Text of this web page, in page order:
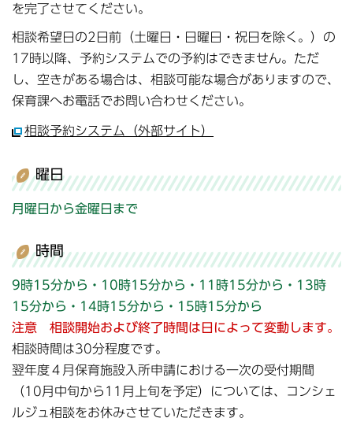
を完了させてください。
相談希望日の2日前（土曜日・日曜日・祝日を除く。）の
17時以降、予約システムでの予約はできません。ただ
し、空きがある場合は、相談可能な場合がありますので、
保育課へお電話でお問い合わせください。
相談予約システム（外部サイト）
曜日
月曜日から金曜日まで
時間
9時15分から・10時15分から・11時15分から・13時
15分から・14時15分から・15時15分から
注意 相談開始および終了時間は日によって変動します。
相談時間は30分程度です。
翌年度４月保育施設入所申請における一次の受付期間
（10月中旬から11月上旬を予定）については、コンシェ
ルジュ相談をお休みさせていただきます。